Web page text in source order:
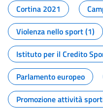
Cortina 2021
Violenza nello sport (1)
Istituto per il Credito
Parlamento europeo
Promozione attività